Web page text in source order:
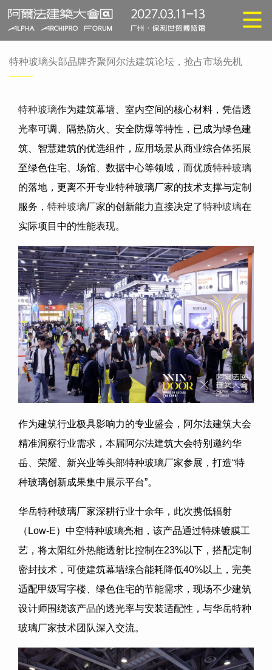
特种玻璃头部品牌齐聚阿尔法建筑论坛，抢占市场先机
特种玻璃作为建筑幕墙、室内空间的核心材料，凭借透
光率可调、隔热防火、安全防爆等特性，已成为绿色建
筑、智慧建筑的优选组件，应用场景从商业综合体拓展
至绿色住宅、场馆、数据中心等领域，而优质特种玻璃
的落地，更离不开专业特种玻璃厂家的技术支撑与定制
服务， 特种玻璃厂家的创新能力直接决定了特种玻璃在
实际项目中的性能表现。
作为建筑行业极具影响力的专业盛会，阿尔法建筑大会
精准洞察行业需求，本届阿尔法建筑大会特别邀约华
岳、荣耀、新兴业等头部特种玻璃厂家参展，打造“特
种玻璃创新成果集中展示平台”。
华岳特种玻璃厂家深耕行业十余年，此次携低辐射
（Low-E）中空特种玻璃亮相，该产品通过特殊镀膜工
艺，将太阳红外热能透射比控制在23%以下，搭配定制
密封技术，可使建筑幕墙综合能耗降低40%以上，完美
适配甲级写字楼、绿色住宅的节能需求，现场不少建筑
设计师围绕该产品的透光率与安装适配性，与华岳特种
玻璃厂家技术团队深入交流。